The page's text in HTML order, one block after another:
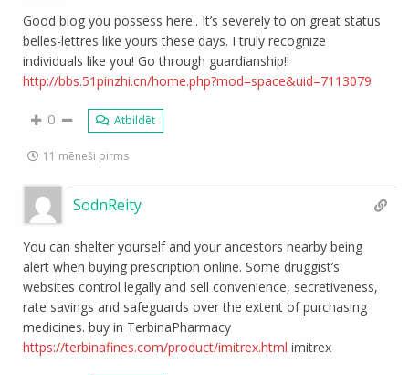
Good blog you possess here.. It’s severely to on great status
belles-lettres like yours these days. I truly recognize
individuals like you! Go through guardianship!!
http://bbs.51pinzhi.cn/home.php?mod=space&uid=7113079
0 Atbildēt
11 mēneši pirms
SodnReity
You can shelter yourself and your ancestors nearby being
alert when buying prescription online. Some druggist’s
websites control legally and sell convenience, secretiveness,
rate savings and safeguards over the extent of purchasing
medicines. buy in TerbinaPharmacy
https://terbinafines.com/product/imitrex.html imitrex